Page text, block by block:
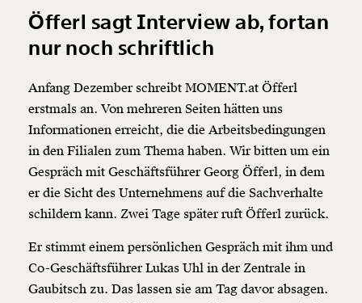
Öfferl sagt Interview ab, fortan
nur noch schriftlich
Anfang Dezember schreibt MOMENT.at Öfferl
erstmals an. Von mehreren Seiten hätten uns
Informationen erreicht, die die Arbeitsbedingungen
in den Filialen zum Thema haben. Wir bitten um ein
Gespräch mit Geschäftsführer Georg Öfferl, in dem
er die Sicht des Unternehmens auf die Sachverhalte
schildern kann. Zwei Tage später ruft Öfferl zurück.
Er stimmt einem persönlichen Gespräch mit ihm und
Co-Geschäftsführer Lukas Uhl in der Zentrale in
Gaubitsch zu. Das lassen sie am Tag davor absagen.